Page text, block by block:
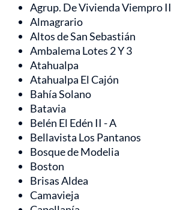
Agrup. De Vivienda Viempro II
Almagrario
Altos de San Sebastián
Ambalema Lotes 2 Y 3
Atahualpa
Atahualpa El Cajón
Bahía Solano
Batavia
Belén El Edén II - A
Bellavista Los Pantanos
Bosque de Modelia
Boston
Brisas Aldea
Camavieja